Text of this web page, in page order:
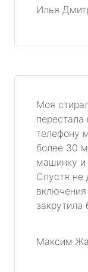
Илья
Моя
перестала
телефону
более 30
машинку и
Спустя не
закрутила
Максим